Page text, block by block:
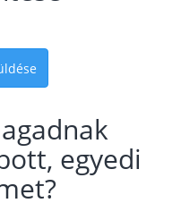
egyedi